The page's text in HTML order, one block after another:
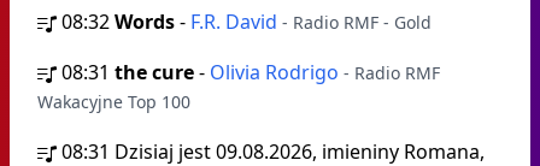
08:32Words- F.R. David - Radio RMF - Gold
08:31 the cure- Olivia Rodrigo - Radio RMF
Wakacyjne Top 100
08:31 Dzisiaj jest 09.08.2026, imieniny Romana,